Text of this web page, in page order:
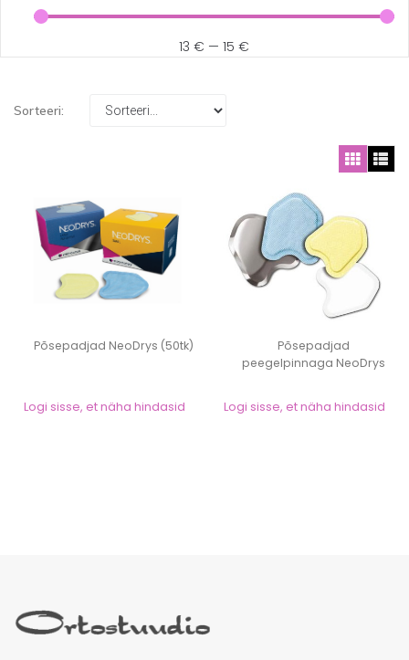
13 € — 15 €
Sorteeri:
Põsepadjad NeoDrys (50tk)
Logi sisse, et näha hindasid
Põsepadjad
peegelpinnaga NeoDrys
Logi sisse, et näha hindasid